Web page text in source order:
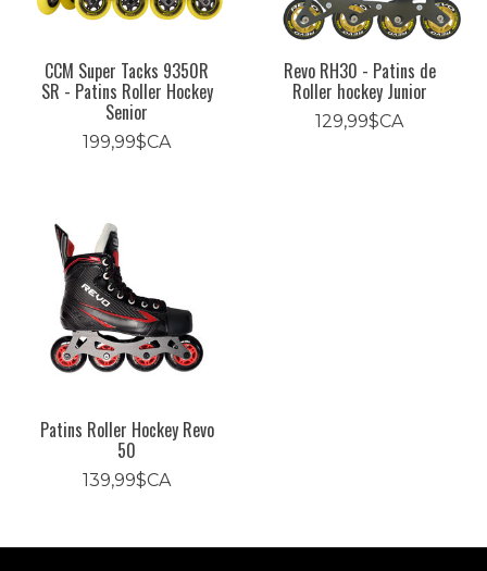
CCM Super Tacks 9350R
SR - Patins Roller Hockey
Senior
199,99$CA
Revo RH30 - Patins de
Roller hockey Junior
129,99$CA
Patins Roller Hockey Revo
50
139,99$CA